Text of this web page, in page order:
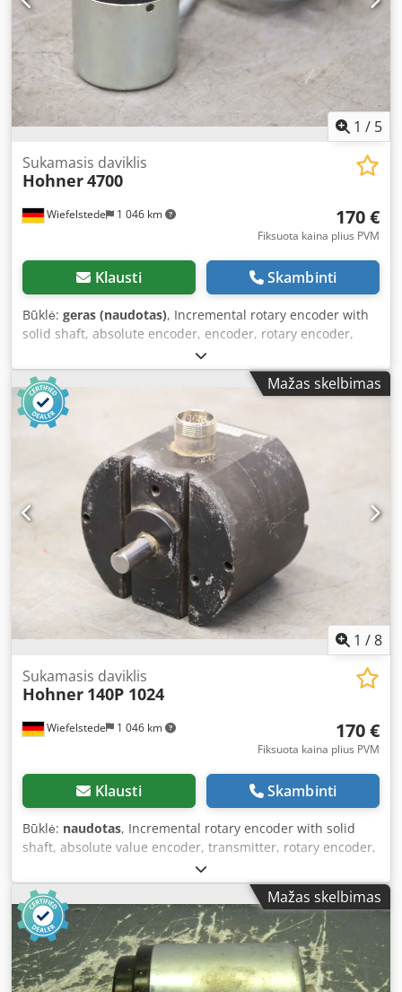
1 / 5
Wiefelstede 1 046 km
Sukamasis daviklis
Hohner4700
170 €
Fiksuota kaina plius PVM
Klausti Skambinti
Būklė: geras (naudotas), Incremental rotary encoder with
solid shaft, absolute encoder, encoder, rotary encoder,
absolute rotary encoder, absolute encoder, functional
encoder, rotary signal transmitter, resolver, rotary pulse
generator, tachogenerator, incremental encoder -
Manufacturer: Hohner, Encoder Rotary Encoder - Model:
4700 Dwodsqwprcspfx Aqrea - Shaft: Ø 6 x 17 mm -
Quantity: 1x encoder available - Dimensions: Ø 70 x 100
mm - Weight: 0.8 kg
Mažas skelbimas
1 /8
Wiefelstede 1 046 km
Sukamasis daviklis
Hohner 140P 1024
170 €
Fiksuota kaina plius PVM
Klausti Skambinti
Būklė: naudotas, Incremental rotary encoder with solid
shaft, absolute value encoder, transmitter, rotary encoder,
encoder, absolute rotary encoder, absolute encoder,
function transmitter, rotary transmitter, resolver, rotary
pulse generator, tachogenerator, incremental encoder -
Manufacturer: Hohner, encoder rotary encoder Dodpfx
Aqeqz Akqsrswa -Type: 140P 1024 -Shaft: Ø 12 x 25 mm -
Quantity: 1x encoder available -Dimensions: 105/102/H102
mm -Weight: 1.2 kg
Mažas skelbimas